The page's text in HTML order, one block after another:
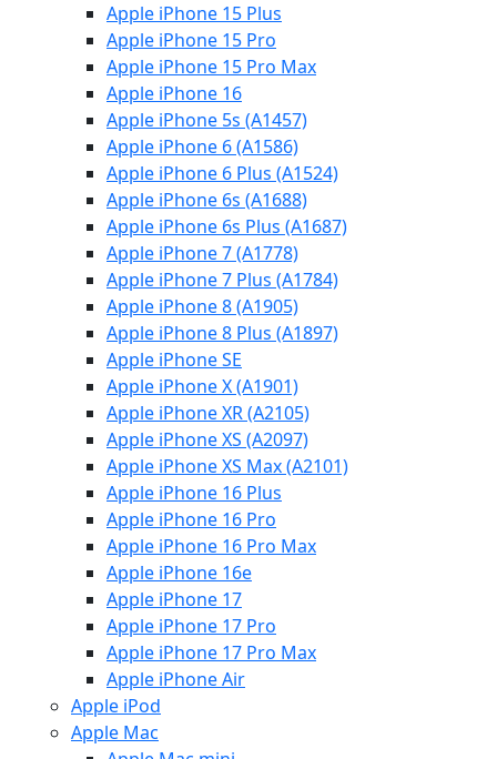
Apple iPhone 15 Plus
Apple iPhone 15 Pro
Apple iPhone 15 Pro Max
Apple iPhone 16
Apple iPhone 5s (A1457)
Apple iPhone 6 (A1586)
Apple iPhone 6 Plus (A1524)
Apple iPhone 6s (A1688)
Apple iPhone 6s Plus (A1687)
Apple iPhone 7 (A1778)
Apple iPhone 7 Plus (A1784)
Apple iPhone 8 (A1905)
Apple iPhone 8 Plus (A1897)
Apple iPhone SE
Apple iPhone X (A1901)
Apple iPhone XR (A2105)
Apple iPhone XS (A2097)
Apple iPhone XS Max (A2101)
Apple iPhone 16 Plus
Apple iPhone 16 Pro
Apple iPhone 16 Pro Max
Apple iPhone 16e
Apple iPhone 17
Apple iPhone 17 Pro
Apple iPhone 17 Pro Max
Apple iPhone Air
Apple iPod
Apple Mac